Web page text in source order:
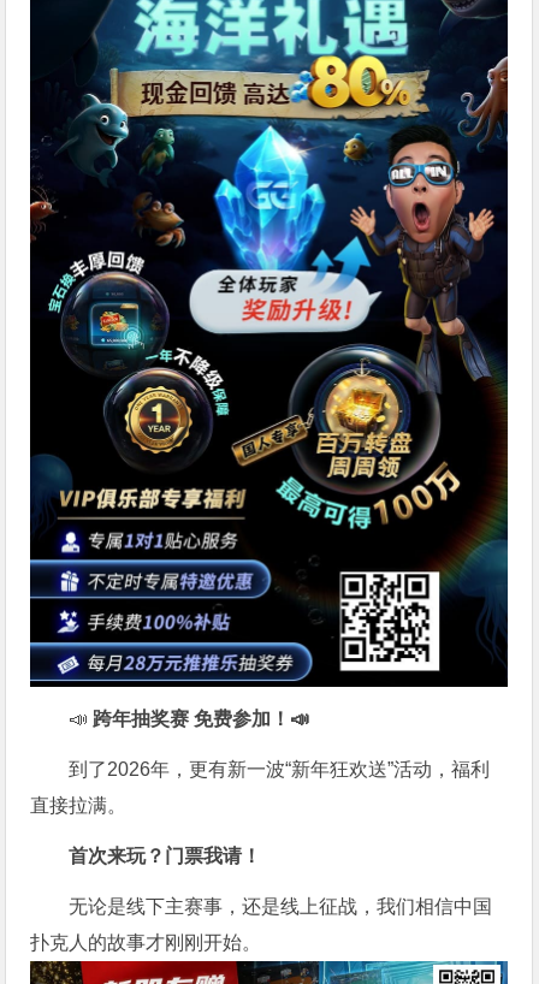
📣 跨年抽奖赛 免费参加 ！📣
到了2026年，更有新一波“新年狂欢送”活动，福利
直接拉满。
首次来玩？门票我请！
无论是线下主赛事，还是线上征战，我们相信中国
扑克人的故事才刚刚开始。